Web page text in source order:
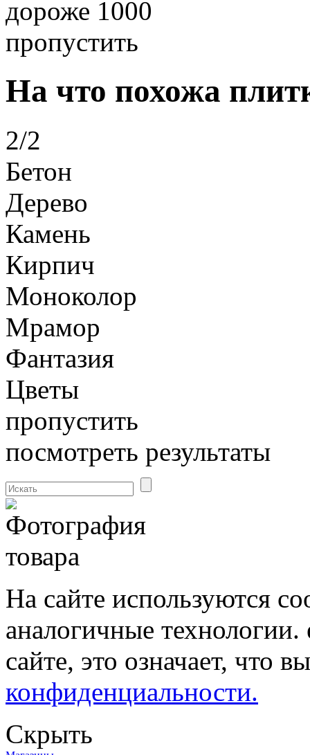
дороже 1000
пропустить
На что похожа
2/2
Бетон
Дерево
Камень
Кирпич
Моноколор
Мрамор
Фантазия
Цветы
пропустить
посмотреть результаты
На сайте используются
аналогичные
сайте, это означает, что
конфиденциальности.
Скрыть